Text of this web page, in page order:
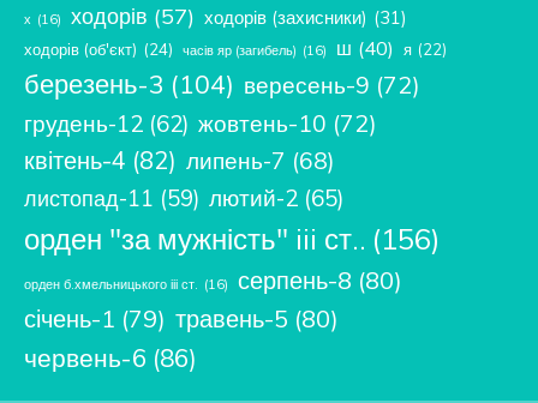
х (16) ходорів (57) ходорів (захисники) (31)
ходорів (об'єкт) (24) часів яр (загибель) (16) ш (40) я (22)
березень-3 (104) вересень-9 (72)
грудень-12 (62) жовтень-10 (72)
квітень-4 (82) липень-7 (68)
листопад-11 (59) лютий-2 (65)
орден "за мужність" iii ст.. (156)
орден б.хмельницького ііі ст. (16) серпень-8 (80)
січень-1 (79) травень-5 (80)
червень-6 (86)